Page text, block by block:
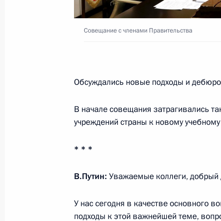
24 марта 2021 года, 15:30
Заседание Национального совета
12 марта 2021 года, 18:30
18 февраля 2021 года, 14:00
Совещание с членами Правительства
Обсуждались новые подходы и
В начале совещания затрагивались
учреждений страны к новому учебному
* * *
В.Путин: Уважаемые коллеги, добрый
У нас сегодня в качестве основного
подходы к этой важнейшей теме,